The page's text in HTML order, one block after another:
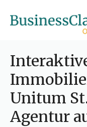
Unitum
Agentur